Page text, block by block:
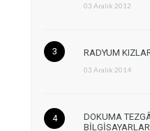
03 Aralık 2012
RADYUM
03 Aralık 2014
DOKUMA